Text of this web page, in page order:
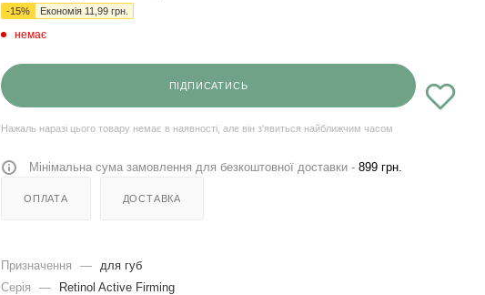
-15% Економія 11,99 грн.
немає
ПІДПИСАТИСЬ
Нажаль наразі цього товару немає в наявності, але він з'явиться найближчим часом
Мінімальна сума замовлення для безкоштовної доставки - 899 грн.
ОПЛАТА ДОСТАВКА
Призначення —
для губ
Серія
—
Retinol Active Firming